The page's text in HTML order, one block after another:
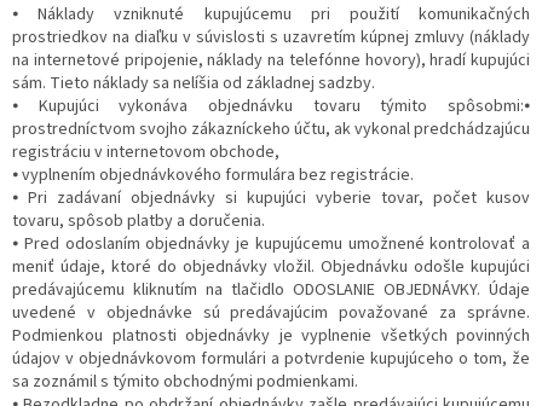
⦁ Náklady vzniknuté kupujúcemu pri použití komunikačných
prostriedkov na diaľku v súvislosti s uzavretím kúpnej zmluvy (náklady
na internetové pripojenie, náklady na telefónne hovory), hradí kupujúci
sám. Tieto náklady sa nelíšia od základnej sadzby.
⦁ Kupujúci vykonáva objednávku tovaru týmito spôsobmi:⦁
prostredníctvom svojho zákazníckeho účtu, ak vykonal predchádzajúcu
registráciu v internetovom obchode,
⦁ vyplnením objednávkového formulára bez registrácie.
⦁ Pri zadávaní objednávky si kupujúci vyberie tovar, počet kusov
tovaru, spôsob platby a doručenia.
⦁ Pred odoslaním objednávky je kupujúcemu umožnené kontrolovať a
meniť údaje, ktoré do objednávky vložil. Objednávku odošle kupujúci
predávajúcemu kliknutím na tlačidlo ODOSLANIE OBJEDNÁVKY. Údaje
uvedené v objednávke sú predávajúcim považované za správne.
Podmienkou platnosti objednávky je vyplnenie všetkých povinných
údajov v objednávkovom formulári a potvrdenie kupujúceho o tom, že
sa zoznámil s týmito obchodnými podmienkami.